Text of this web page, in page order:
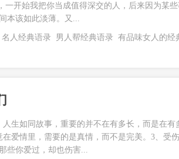
一开始我把你当成值得深交的人，后来因为某
本该如此淡薄。又...
名人经典语录 男人帮经典语录
有品味女人的经
生如同故事，重要的并不在有多长，而是在有
爱情里，需要的是真情，而不是完美。3、受
些你爱过，却也伤害...